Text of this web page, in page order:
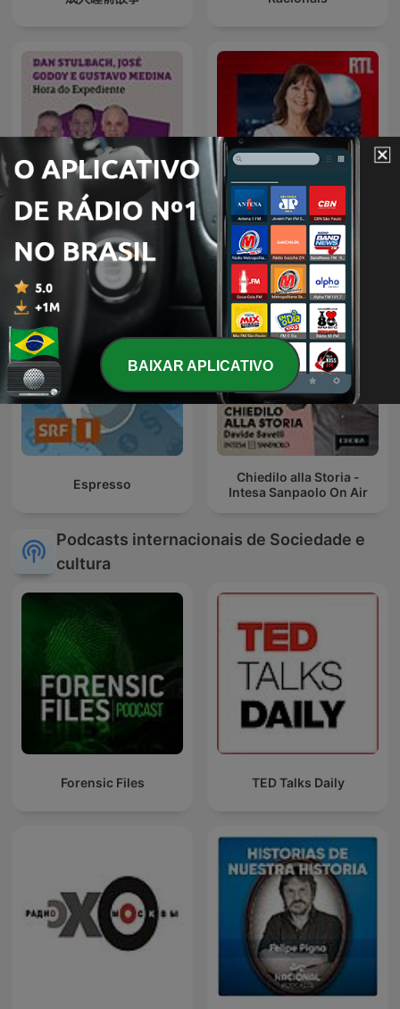
Hora de Expediente - Dan
Stulbach, José Godoy e
Luiz Gustavo Medina
Parlons-nous
Espresso
Chiedilo alla Storia -
Intesa Sanpaolo On Air
Podcasts internacionais de Sociedade e
cultura
Forensic Files TED Talks Daily
BAIXAR APLICATIVO